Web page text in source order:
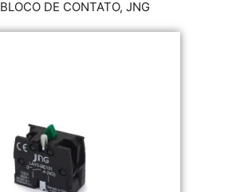
BLOCO DE CONTATO, JNG